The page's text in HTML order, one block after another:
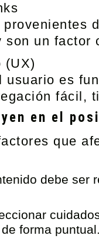
son un
(UX)
usuario es
fácil,
en el
que
debe ser
forma